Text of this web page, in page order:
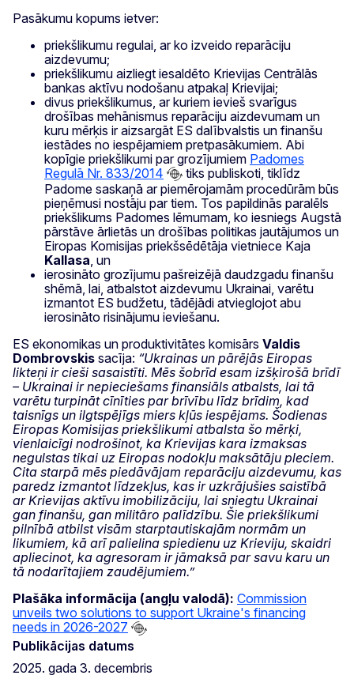
Pasākumu kopums ietver:
priekšlikumu regulai, ar ko izveido reparāciju
aizdevumu;
priekšlikumu aizliegt iesaldēto Krievijas Centrālās
bankas aktīvu nodošanu atpakaļ Krievijai;
divus priekšlikumus, ar kuriem ievieš svarīgus
drošības mehānismus reparāciju aizdevumam un
kuru mērķis ir aizsargāt ES dalībvalstis un finanšu
iestādes no iespējamiem pretpasākumiem. Abi
kopīgie priekšlikumi par grozījumiem Padomes
Regulā Nr. 833/2014
tiks publiskoti, tiklīdz
Padome saskaņā ar piemērojamām procedūrām būs
pieņēmusi nostāju par tiem. Tos papildinās paralēls
priekšlikums Padomes lēmumam, ko iesniegs Augstā
pārstāve ārlietās un drošības politikas jautājumos un
Eiropas Komisijas priekšsēdētāja vietniece Kaja
Kallasa, un
ierosināto grozījumu pašreizējā daudzgadu finanšu
shēmā, lai, atbalstot aizdevumu Ukrainai, varētu
izmantot ES budžetu, tādējādi atvieglojot abu
ierosināto risinājumu ieviešanu.
ES ekonomikas un produktivitātes komisārs Valdis
Dombrovskis sacīja: “Ukrainas un pārējās Eiropas
likteņi ir cieši sasaistīti. Mēs šobrīd esam izšķirošā brīdī
– Ukrainai ir nepieciešams finansiāls atbalsts, lai tā
varētu turpināt cīnīties par brīvību līdz brīdim, kad
taisnīgs un ilgtspējīgs miers kļūs iespējams. Šodienas
Eiropas Komisijas priekšlikumi atbalsta šo mērķi,
vienlaicīgi nodrošinot, ka Krievijas kara izmaksas
negulstas tikai uz Eiropas nodokļu maksātāju pleciem.
Cita starpā mēs piedāvājam reparāciju aizdevumu, kas
paredz izmantot līdzekļus, kas ir uzkrājušies saistībā
ar Krievijas aktīvu imobilizāciju, lai sniegtu Ukrainai
gan finanšu, gan militāro palīdzību. Šie priekšlikumi
pilnībā atbilst visām starptautiskajām normām un
likumiem, kā arī palielina spiedienu uz Krieviju, skaidri
apliecinot, ka agresoram ir jāmaksā par savu karu un
tā nodarītajiem zaudējumiem.”
Plašāka informācija (angļu valodā): Commission
unveils two solutions to support Ukraine's financing
needs in 2026-2027
Publikācijas datums
2025. gada 3. decembris